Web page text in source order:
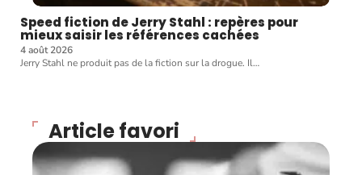
Speed fiction de Jerry Stahl : repères pour
mieux saisir les références cachées
4 août 2026
Jerry Stahl ne produit pas de la fiction sur la drogue. Il…
Article favori